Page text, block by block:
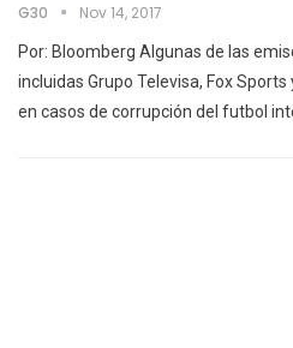
G30 Nov 14, 2017
Por: Bloomberg Algunas de las
incluidas Grupo Televisa, Fox
en casos de corrupción del futbol